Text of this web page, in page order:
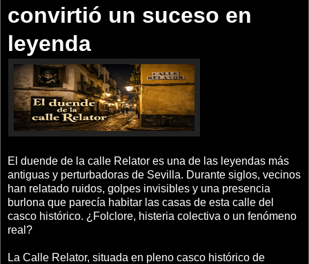
convirtió un suceso en
leyenda
El duende de la calle Relator es una de las leyendas más
antiguas y perturbadoras de Sevilla. Durante siglos, vecinos
han relatado ruidos, golpes invisibles y una presencia
burlona que parecía habitar las casas de esta calle del
casco histórico. ¿Folclore, histeria colectiva o un fenómeno
real?
La Calle Relator, situada en pleno casco histórico de